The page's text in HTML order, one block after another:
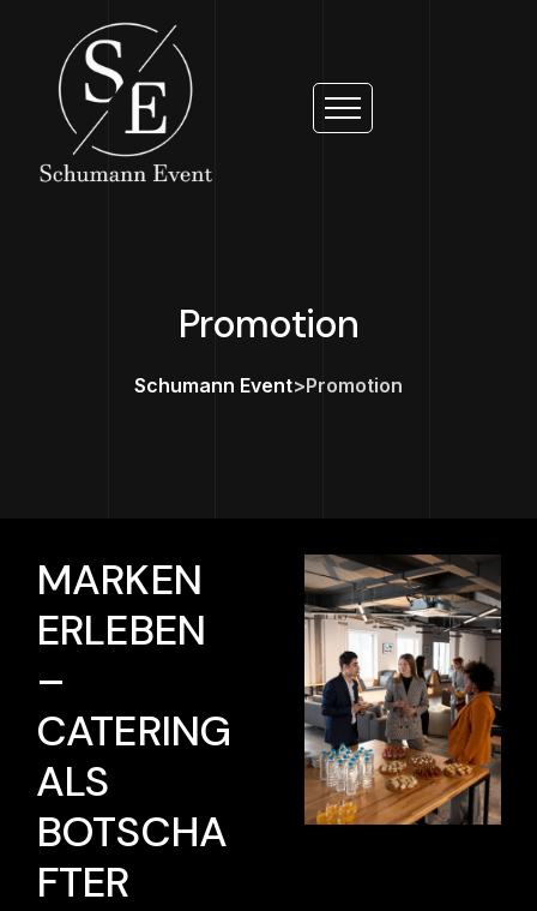
Promotion
Schumann Event>Promotion
MARKEN
ERLEBEN
–
CATERING
ALS
BOTSCHA
FTER